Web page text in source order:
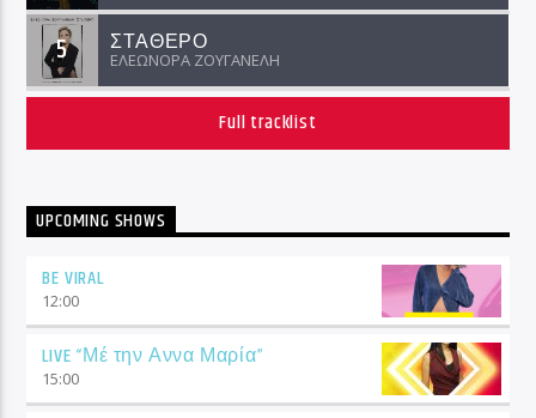
5 ΣΤΑΘΕΡΟ
ΕΛΕΩΝΟΡΑ ΖΟΥΓΑΝΕΛΗ
Full tracklist
UPCOMING SHOWS
BE VIRAL
12:00
LIVE “Μέ την Αννα Μαρία”
15:00